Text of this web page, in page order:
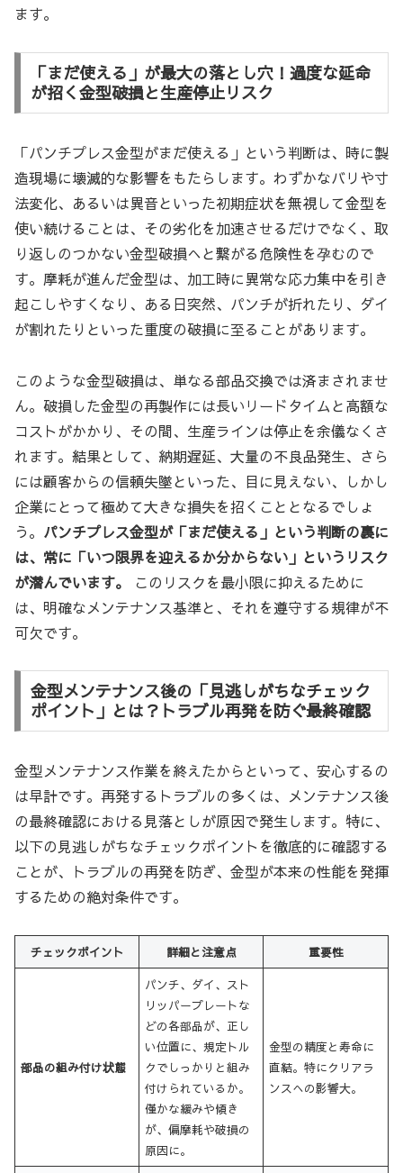
ます。
「まだ使える」が最大の落とし穴！過度な延命
が招く金型破損と生産停止リスク
「パンチプレス金型がまだ使える」という判断は、時に製
造現場に壊滅的な影響をもたらします。わずかなバリや寸
法変化、あるいは異音といった初期症状を無視して金型を
使い続けることは、その劣化を加速させるだけでなく、取
り返しのつかない金型破損へと繋がる危険性を孕むので
す。摩耗が進んだ金型は、加工時に異常な応力集中を引き
起こしやすくなり、ある日突然、パンチが折れたり、ダイ
が割れたりといった重度の破損に至ることがあります。
このような金型破損は、単なる部品交換では済まされませ
ん。破損した金型の再製作には長いリードタイムと高額な
コストがかかり、その間、生産ラインは停止を余儀なくさ
れます。結果として、納期遅延、大量の不良品発生、さら
には顧客からの信頼失墜といった、目に見えない、しかし
企業にとって極めて大きな損失を招くこととなるでしょ
う。 パンチプレス金型が「まだ使える」という判断の裏に
は、常に「いつ限界を迎えるか分からない」というリスク
が潜んでいます。
このリスクを最小限に抑えるために
は、明確なメンテナンス基準と、それを遵守する規律が不
可欠です。
金型メンテナンス後の「見逃しがちなチェック
ポイント」とは？トラブル再発を防ぐ最終確認
金型メンテナンス作業を終えたからといって、安心するの
は早計です。再発するトラブルの多くは、メンテナンス後
の最終確認における見落としが原因で発生します。特に、
以下の見逃しがちなチェックポイントを徹底的に確認する
ことが、トラブルの再発を防ぎ、金型が本来の性能を発揮
するための絶対条件です。
チェックポイント 詳細と注意点 重要性
部品の組み付け状態
パンチ、ダイ、スト
リッパープレートな
どの各部品が、正し
い位置に、規定トル
クでしっかりと組み
付けられているか。
僅かな緩みや傾き
が、偏摩耗や破損の
原因に。
金型の精度と寿命に
直結。特にクリアラ
ンスへの影響大。